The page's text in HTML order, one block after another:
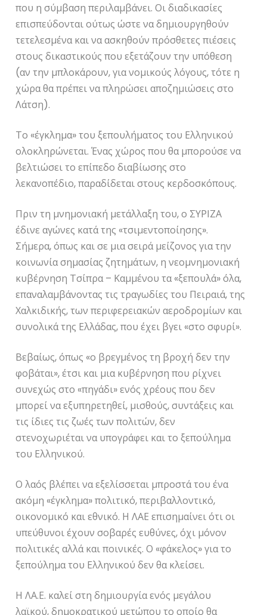
που η σύμβαση περιλαμβάνει. Οι διαδικασίες
επισπεύδονται ούτως ώστε να δημιουργηθούν
τετελεσμένα και να ασκηθούν πρόσθετες πιέσεις
στους δικαστικούς που εξετάζουν την υπόθεση
(αν την μπλοκάρουν, για νομικούς λόγους, τότε η
χώρα θα πρέπει να πληρώσει αποζημιώσεις στο
Λάτση).
Το «έγκλημα» του ξεπουλήματος του Ελληνικού
ολοκληρώνεται. Ένας χώρος που θα μπορούσε να
βελτιώσει το επίπεδο διαβίωσης στο
λεκανοπέδιο, παραδίδεται στους κερδοσκόπους.
Πριν τη μνημονιακή μετάλλαξη του, ο ΣΥΡΙΖΑ
έδινε αγώνες κατά της «τσιμεντοποίησης».
Σήμερα, όπως και σε μια σειρά μείζονος για την
κοινωνία σημασίας ζητημάτων, η νεομνημονιακή
κυβέρνηση Τσίπρα – Καμμένου τα «ξεπουλά» όλα,
επαναλαμβάνοντας τις τραγωδίες του Πειραιά, της
Χαλκιδικής, των περιφερειακών αεροδρομίων και
συνολικά της Ελλάδας, που έχει βγει «στο σφυρί».
Βεβαίως, όπως «ο βρεγμένος τη βροχή δεν την
φοβάται», έτσι και μια κυβέρνηση που ρίχνει
συνεχώς στο «πηγάδι» ενός χρέους που δεν
μπορεί να εξυπηρετηθεί, μισθούς, συντάξεις και
τις ίδιες τις ζωές των πολιτών, δεν
στενοχωριέται να υπογράφει και το ξεπούλημα
του Ελληνικού.
Ο λαός βλέπει να εξελίσσεται μπροστά του ένα
ακόμη «έγκλημα» πολιτικό, περιβαλλοντικό,
οικονομικό και εθνικό. Η ΛΑΕ επισημαίνει ότι οι
υπεύθυνοι έχουν σοβαρές ευθύνες, όχι μόνον
πολιτικές αλλά και ποινικές. Ο «φάκελος» για το
ξεπούλημα του Ελληνικού δεν θα κλείσει.
Η ΛΑ.Ε. καλεί στη δημιουργία ενός μεγάλου
λαϊκού, δημοκρατικού μετώπου το οποίο θα